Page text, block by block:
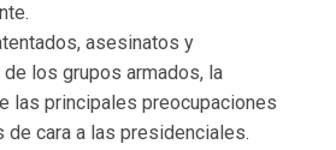
asesinatos y
los grupos armados, la
las principales preocupaciones
cara a las presidenciales.